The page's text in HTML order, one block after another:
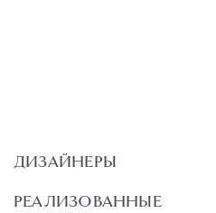
ДИЗАЙНЕРЫ
РЕАЛИЗОВАННЫЕ